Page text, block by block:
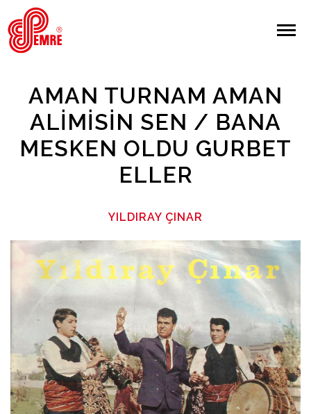
EMRE PLAK
ARAMA
Giriş Yap/Kayıt Ol
Sanatçılar
Albümler
İletişim
en
AMAN TURNAM AMAN
ALIMISIN SEN / BANA
MESKEN OLDU GURBET
ELLER
YILDIRAY ÇINAR